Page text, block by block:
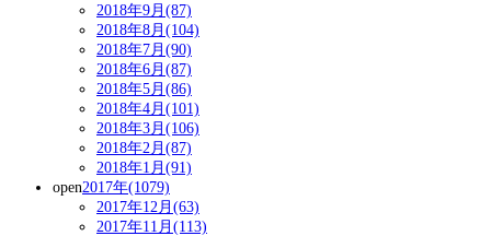
2018年9月(87)
2018年8月(104)
2018年7月(90)
2018年6月(87)
2018年5月(86)
2018年4月(101)
2018年3月(106)
2018年2月(87)
2018年1月(91)
open2017年(1079)
2017年12月(63)
2017年11月(113)